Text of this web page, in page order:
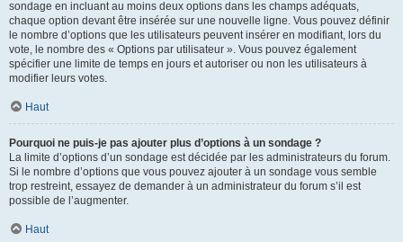
sondage en incluant au moins deux options dans les champs adéquats,
chaque option devant être insérée sur une nouvelle ligne. Vous pouvez définir
le nombre d’options que les utilisateurs peuvent insérer en modifiant, lors du
vote, le nombre des « Options par utilisateur ». Vous pouvez également
spécifier une limite de temps en jours et autoriser ou non les utilisateurs à
modifier leurs votes.
Haut
Pourquoi ne puis-je pas ajouter plus d’options à un sondage ?
La limite d’options d’un sondage est décidée par les administrateurs du forum.
Si le nombre d’options que vous pouvez ajouter à un sondage vous semble
trop restreint, essayez de demander à un administrateur du forum s’il est
possible de l’augmenter.
Haut